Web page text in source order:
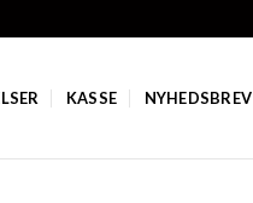
KASSE NYHEDSBREV